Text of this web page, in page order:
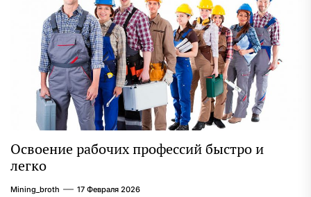
Освоение рабочих профессий быстро и
легко
Mining_broth 17 Февраля 2026